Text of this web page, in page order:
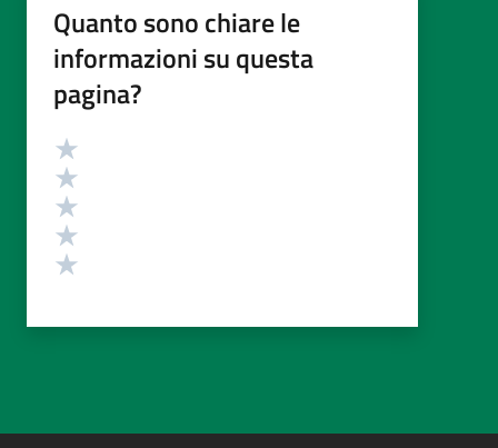
Quanto sono chiare le
informazioni su questa
pagina?
Valutazione